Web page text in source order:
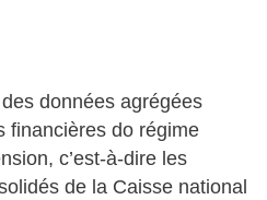
données agrégées
financières do régime
c’est-à-dire les
de la Caisse national